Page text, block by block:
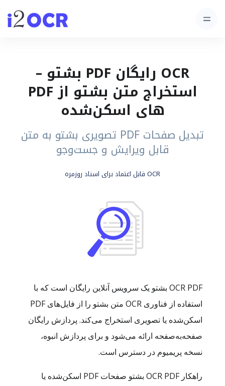
OCR رایگان PDF بشتو –
استخراج متن بشتو از PDF
های اسکن‌شده
تبدیل صفحات PDF تصویری بشتو به متن
قابل ویرایش و جست‌وجو
OCR قابل اعتماد برای اسناد روزمره
OCR PDF بشتو یک سرویس آنلاین رایگان است که با
استفاده از فناوری OCR متن بشتو را از فایل‌های PDF
اسکن‌شده یا تصویری استخراج می‌کند. پردازش رایگان
صفحه‌به‌صفحه ارائه می‌شود و برای پردازش انبوه،
نسخه پریمیوم در دسترس است.
راهکار OCR PDF بشتو صفحات PDF اسکن‌شده یا